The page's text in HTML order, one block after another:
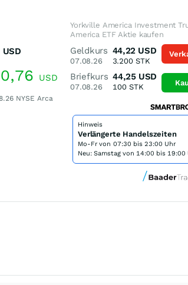
USD
USD
NYSE Arca
Yorkville America Investment
America ETF Aktie kaufen
Geldkurs
07.08.26
44,22 USD
3.200STK
Briefkurs
07.08.26
44,25 USD
100STK
Hinweis
Verlängerte Handelszeiten
Mo-Fr von 07:30 bis 23:00 Uhr
Neu: Samstag von 14:00 bis 19:00